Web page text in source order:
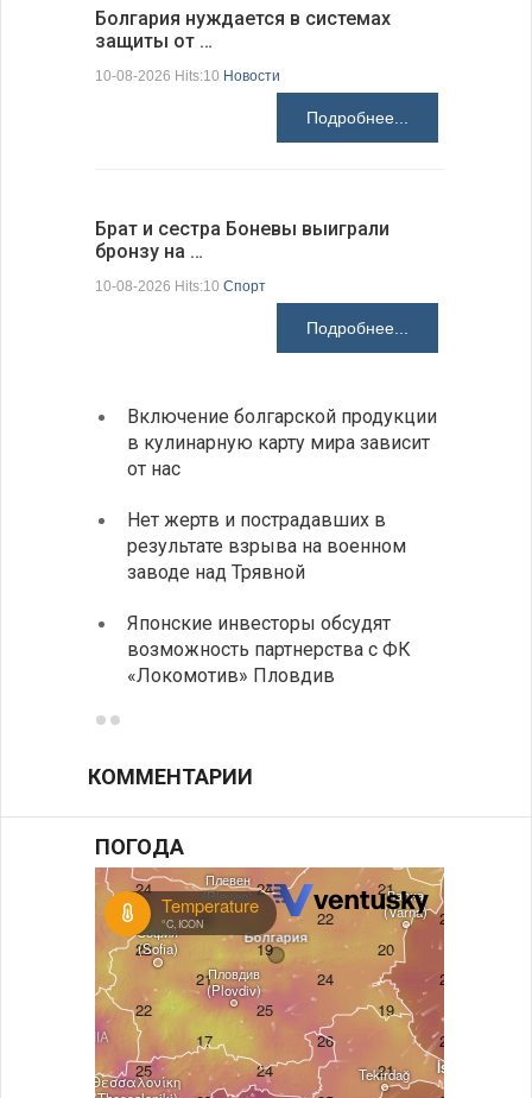
Болгария нуждается в системах
защиты от …
10-08-2026 Hits:10 Новости
Подробнее...
Брат и сестра Боневы выиграли
бронзу на …
10-08-2026 Hits:10 Спорт
Подробнее...
Включение болгарской продукции
в кулинарную карту мира зависит
от нас
Нет жертв и пострадавших в
результате взрыва на военном
заводе над Трявной
Японские инвесторы обсудят
возможность партнерства с ФК
«Локомотив» Пловдив
КОММЕНТАРИИ
ПОГОДА